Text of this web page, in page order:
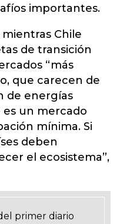
importantes.
Chile
de transición
“más
que carecen de
de energías
es un mercado
mínima. Si
deben
el ecosistema”,
primer diario